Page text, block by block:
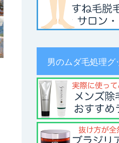
男のムダ毛処理グ